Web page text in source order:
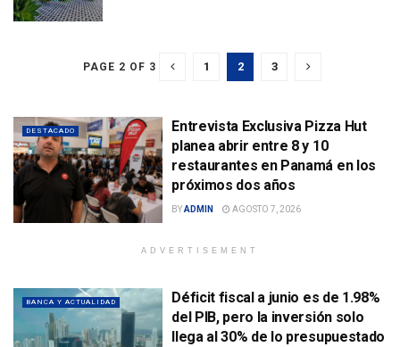
PAGE 2 OF 3 1 2 3
DESTACADO
Entrevista Exclusiva Pizza Hut
planea abrir entre 8 y 10
restaurantes en Panamá en los
próximos dos años
BYADMIN AGOSTO 7, 2026
ADVERTISEMENT
BANCA Y ACTUALIDAD
Déficit fiscal a junio es de 1.98%
del PIB, pero la inversión solo
llega al 30% de lo presupuestado